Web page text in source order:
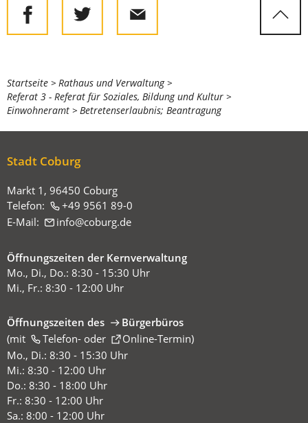
Sie
befinden
sich
Startseite
Rathaus und Verwaltung
Referat 3 - Referat für Soziales, Bildung und Kultur
Einwohneramt
Betretenserlaubnis; Beantragung
Stadt Coburg
Markt 1, 96450 Coburg
Telefon:
+49 9561 89-0
E-Mail:
info coburg de
Öffnungszeiten der Kernverwaltung
Mo., Di., Do.: 8:30 - 15:30 Uhr
Mi., Fr.: 8:30 - 12:00 Uhr
Öffnungszeiten des
Bürgerbüros
(mit
Telefon-oder Online-Termin
(Öffnet
in
einem
neuen
Tab)
)
Mo., Di.: 8:30 - 15:30 Uhr
Mi.: 8:30 - 12:00 Uhr
Do.: 8:30 - 18:00 Uhr
Fr.: 8:30 - 12:00 Uhr
Sa.: 8:00 - 12:00 Uhr